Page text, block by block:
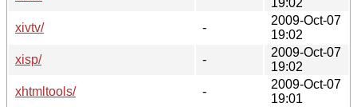
xivtv/
-
2009-Oct-07
19:02
xisp/
-
2009-Oct-07
19:02
xhtmltools/
-
2009-Oct-07
19:01